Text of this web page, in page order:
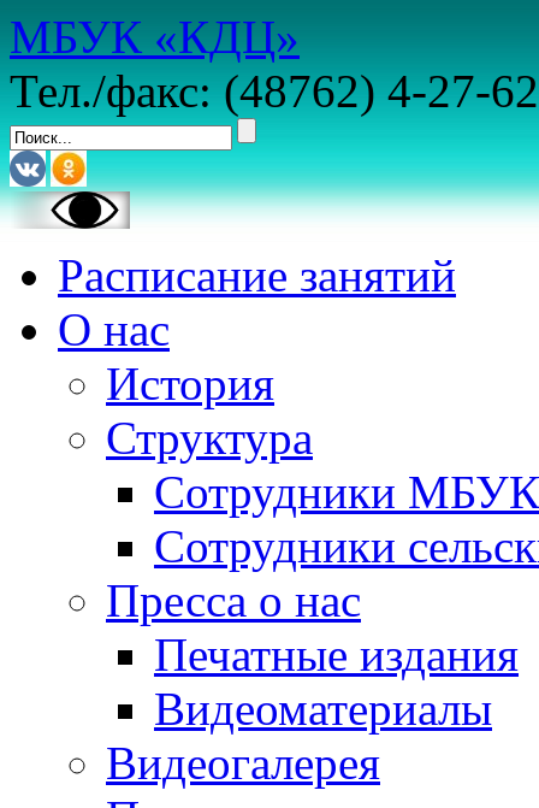
МБУК «КДЦ»
Тел./факс: (48762) 4-27-62
Расписание занятий
О нас
История
Структура
Сотрудники
Сотрудники
Пресса о нас
Печатные издания
Видеоматериалы
Видеогалерея